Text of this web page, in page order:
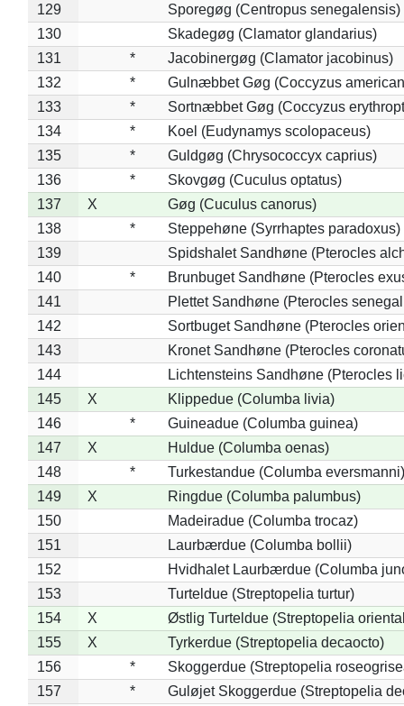
129
Sporegøg (Centropus senegalensis)
130
Skadegøg (Clamator glandarius)
131
*
Jacobinergøg (Clamator jacobinus)
132
*
Gulnæbbet Gøg (Coccyzus
133
*
Sortnæbbet Gøg (Coccyzus
134
*
Koel (Eudynamys scolopaceus)
135
*
Guldgøg (Chrysococcyx caprius)
136
*
Skovgøg (Cuculus optatus)
137
X
Gøg (Cuculus canorus)
138
*
Steppehøne (Syrrhaptes paradoxus)
139
Spidshalet Sandhøne (Pterocles
140
*
Brunbuget Sandhøne (Pterocles
141
Plettet Sandhøne (Pterocles
142
Sortbuget Sandhøne (Pterocles
143
Kronet Sandhøne (Pterocles
144
Lichtensteins Sandhøne (Pterocles
145
X
Klippedue (Columba livia)
146
*
Guineadue (Columba guinea)
147
X
Huldue (Columba oenas)
148
*
Turkestandue (Columba eversmanni)
149
X
Ringdue (Columba palumbus)
150
Madeiradue (Columba trocaz)
151
Laurbærdue (Columba bollii)
152
Hvidhalet Laurbærdue (Columba
153
Turteldue (Streptopelia turtur)
154
X
Østlig Turteldue (Streptopelia
155
X
Tyrkerdue (Streptopelia decaocto)
156
*
Skoggerdue (Streptopelia
157
*
Guløjet Skoggerdue (Streptopelia